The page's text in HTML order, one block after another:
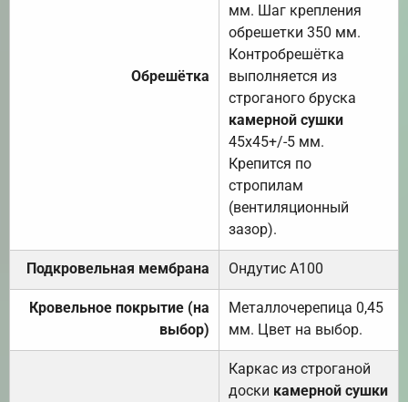
Обрешётка
мм. Шаг крепления
обрешетки 350 мм.
Контробрешётка
выполняется из
строганого бруска
камерной сушки
45х45+/-5 мм.
Крепится по
стропилам
(вентиляционный
зазор).
Подкровельная мембрана Ондутис А100
Кровельное покрытие (на
выбор)
Металлочерепица 0,45
мм. Цвет на выбор.
Каркас из строганой
доски камерной сушки